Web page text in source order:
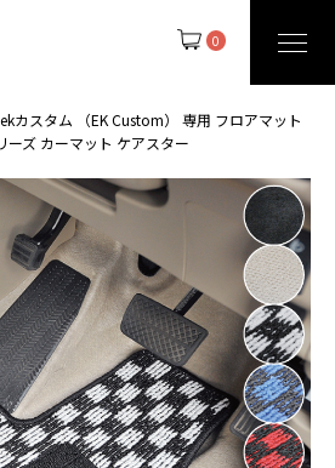
0
カスタム （EK Custom） 専用 フロアマット
ーズ カーマット ケアスター